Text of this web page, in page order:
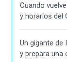
Cuando
y horarios del
Un gigante de
y prepara una